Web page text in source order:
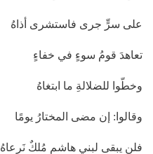
على سرٍّ جرى فاستشرى أذاهُ
تعاهدَ قومُ سوءٍ في خفاءٍ
وخطّوا للضلالةِ ما ابتغاهُ
وقالوا: إن مضى المختارُ يومًا
فلن يبقى لبني هاشمٍ مُلكٌ نَرعاهُ